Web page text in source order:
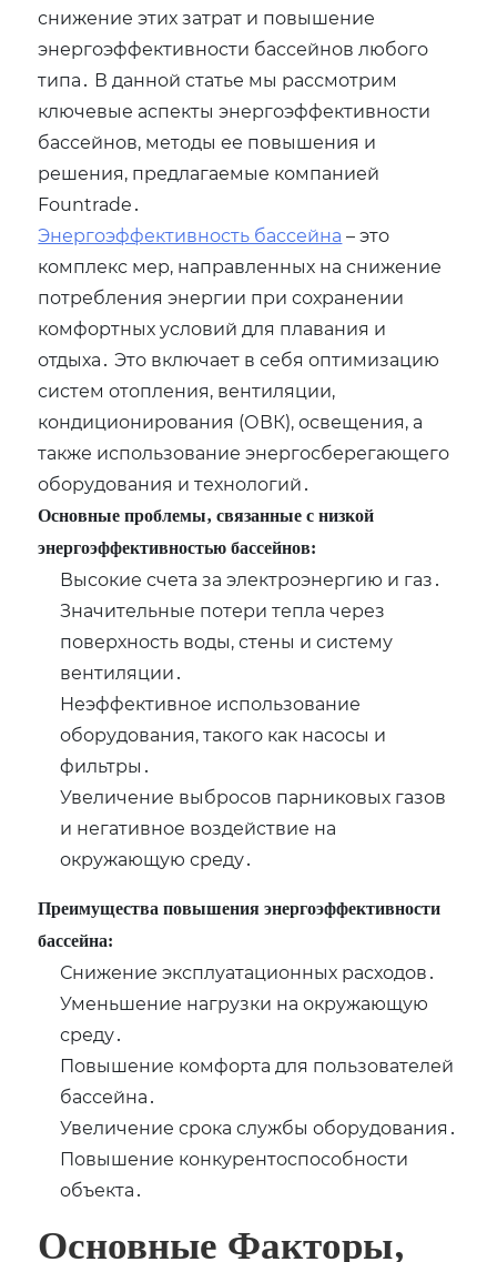
снижение этих затрат и повышение
энергоэффективности бассейнов любого
типа․ В данной статье мы рассмотрим
ключевые аспекты энергоэффективности
бассейнов‚ методы ее повышения и
решения‚ предлагаемые компанией
Fountrade․
Энергоэффективность бассейна – это
комплекс мер‚ направленных на снижение
потребления энергии при сохранении
комфортных условий для плавания и
отдыха․ Это включает в себя оптимизацию
систем отопления‚ вентиляции‚
кондиционирования (ОВК)‚ освещения‚ а
также использование энергосберегающего
оборудования и технологий․
Основные проблемы‚ связанные с низкой
энергоэффективностью бассейнов:
Высокие счета за электроэнергию и газ․
Значительные потери тепла через
поверхность воды‚ стены и систему
вентиляции․
Неэффективное использование
оборудования‚ такого как насосы и
фильтры․
Увеличение выбросов парниковых газов
и негативное воздействие на
окружающую среду․
Преимущества повышения энергоэффективности
бассейна:
Снижение эксплуатационных расходов․
Уменьшение нагрузки на окружающую
среду․
Повышение комфорта для пользователей
бассейна․
Увеличение срока службы оборудования․
Повышение конкурентоспособности
объекта․
Основные Факторы‚